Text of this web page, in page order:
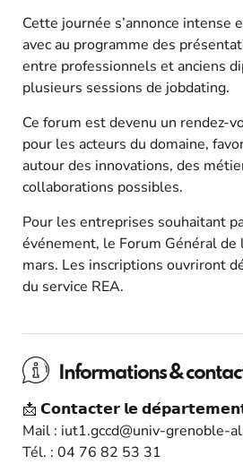
Cette journée s’annonce intense
avec au programme des
entre professionnels et anciens
plusieurs sessions de jobdating.
Ce forum est devenu un rendez-
pour les acteurs du domaine,
autour des innovations, des
collaborations possibles.
Pour les entreprises souhaitant
événement, le Forum Général de
mars. Les inscriptions ouvriront
du service REA.
Informations &
📩 𝗖𝗼𝗻𝘁𝗮𝗰𝘁𝗲𝗿 𝗹𝗲
Mail : iut1.gccd@univ-grenoble-
Tél. : 04 76 82 53 31